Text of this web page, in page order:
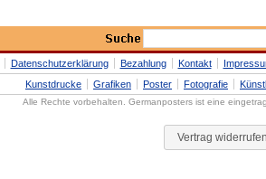
Datenschutzerklärung Bezahlung Kontakt
Kunstdrucke
Grafiken Poster Fotografie
Alle Rechte vorbehalten. Germanposters ist eine
Vertrag